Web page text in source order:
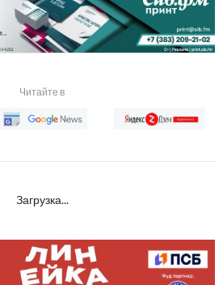
Читайте в
Загрузка...